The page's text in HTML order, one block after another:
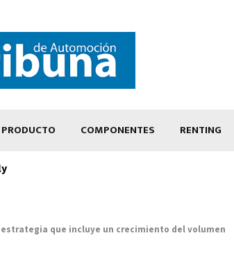
PRODUCTO COMPONENTES RENTING
que incluye un crecimiento del volumen